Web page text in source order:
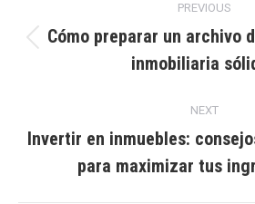
navigation
PREVIOUS
post:
Cómo preparar un archivo
inmobiliaria
NEXT
post:
Invertir en inmuebles:
para maximizar tus